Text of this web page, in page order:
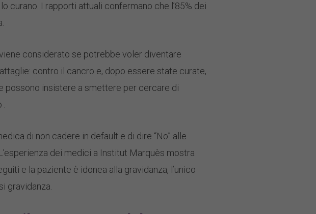
curano. I rapporti attuali confermano che l’85% dei
considerato se potrebbe voler diventare
contro il cancro e, dopo essere state curate,
possono insistere a smettere per cercare di
di non cadere in default e di dire “No” alle
dei medici a Institut Marquès mostra
e la paziente è idonea alla gravidanza, l’unico
gravidanza.